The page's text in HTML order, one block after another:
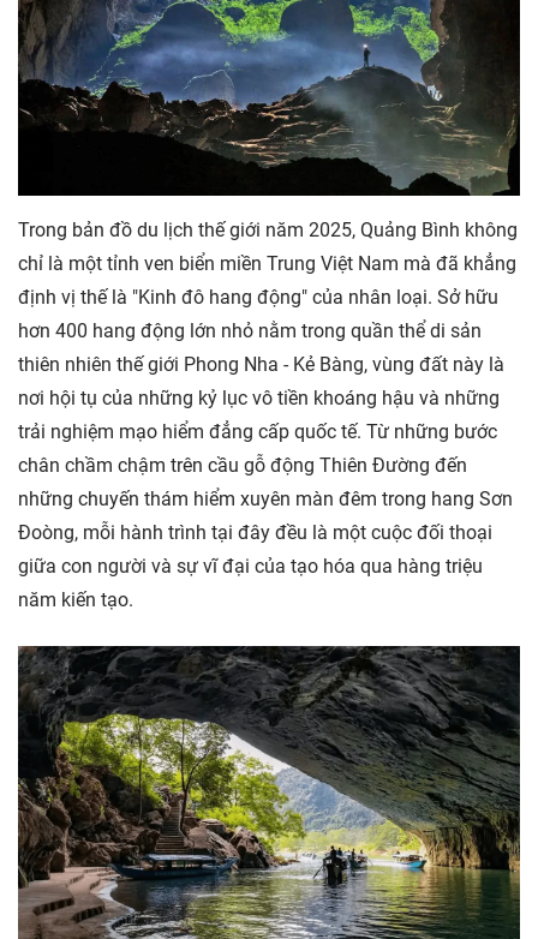
Trong bản đồ du lịch thế giới năm 2025, Quảng Bình không
chỉ là một tỉnh ven biển miền Trung Việt Nam mà đã khẳng
định vị thế là "Kinh đô hang động" của nhân loại. Sở hữu
hơn 400 hang động lớn nhỏ nằm trong quần thể di sản
thiên nhiên thế giới Phong Nha - Kẻ Bàng, vùng đất này là
nơi hội tụ của những kỷ lục vô tiền khoáng hậu và những
trải nghiệm mạo hiểm đẳng cấp quốc tế. Từ những bước
chân chầm chậm trên cầu gỗ động Thiên Đường đến
những chuyến thám hiểm xuyên màn đêm trong hang Sơn
Đoòng, mỗi hành trình tại đây đều là một cuộc đối thoại
giữa con người và sự vĩ đại của tạo hóa qua hàng triệu
năm kiến tạo.